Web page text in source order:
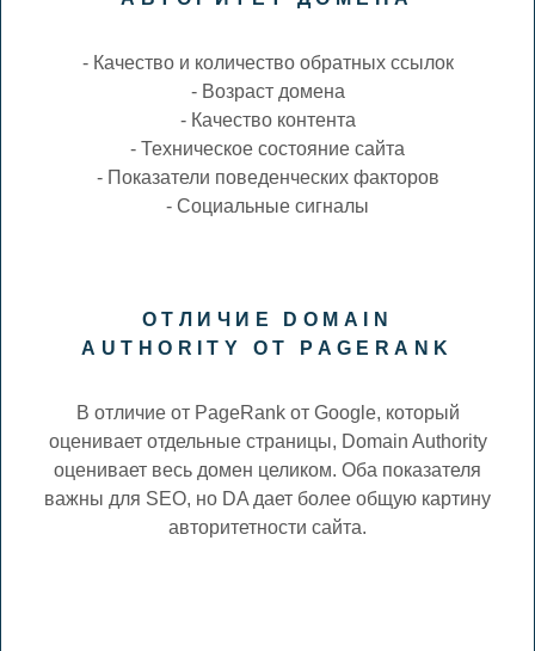
- Качество и количество обратных ссылок
- Возраст домена
- Качество контента
- Техническое состояние сайта
- Показатели поведенческих факторов
- Социальные сигналы
ОТЛИЧИЕ DOMAIN
AUTHORITY ОТ PAGERANK
В отличие от PageRank от Google, который
оценивает отдельные страницы, Domain Authority
оценивает весь домен целиком. Оба показателя
важны для SEO, но DA дает более общую картину
авторитетности сайта.